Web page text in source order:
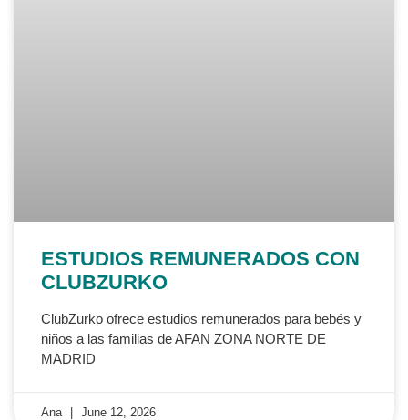
ESTUDIOS REMUNERADOS CON
CLUBZURKO
ClubZurko ofrece estudios remunerados para bebés y
niños a las familias de AFAN ZONA NORTE DE
MADRID
Ana June 12, 2026